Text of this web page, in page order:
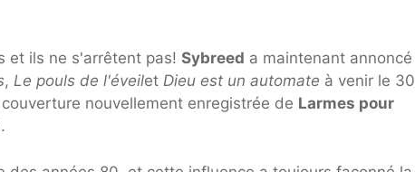
et ils ne s'arrêtent pas! Sybreed a maintenant annoncé
, Le pouls de l'éveilet Dieu est un automate à venir le 30
nouvellement enregistrée de Larmes pour